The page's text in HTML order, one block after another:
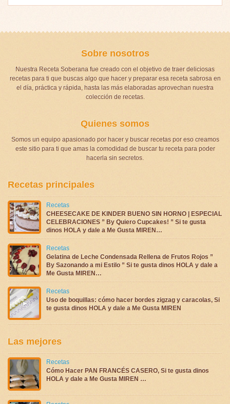
Sobre nosotros
Nuestra Receta Soberana fue creado con el objetivo de traer deliciosas
recetas para ti que buscas algo que hacer y preparar esa receta sabrosa en
el día, práctica y rápida, hasta las más elaboradas aprovechan nuestra
colección de recetas.
Quienes somos
Somos un equipo apasionado por hacer y buscar recetas por eso creamos
este sitio para ti que amas la comodidad de buscar tu receta para poder
hacerla sin secretos.
Recetas principales
Recetas
CHEESECAKE DE KINDER BUENO SIN HORNO | ESPECIAL
CELEBRACIONES ” By Quiero Cupcakes! ” Si te gusta
dinos HOLA y dale a Me Gusta MIREN…
Recetas
Gelatina de Leche Condensada Rellena de Frutos Rojos ”
By Sazonando a mi Estilo ” Si te gusta dinos HOLA y dale a
Me Gusta MIREN…
Recetas
Uso de boquillas: cómo hacer bordes zigzag y caracolas, Si
te gusta dinos HOLA y dale a Me Gusta MIREN
Las mejores
Recetas
Cómo Hacer PAN FRANCÉS CASERO, Si te gusta dinos
HOLA y dale a Me Gusta MIREN …